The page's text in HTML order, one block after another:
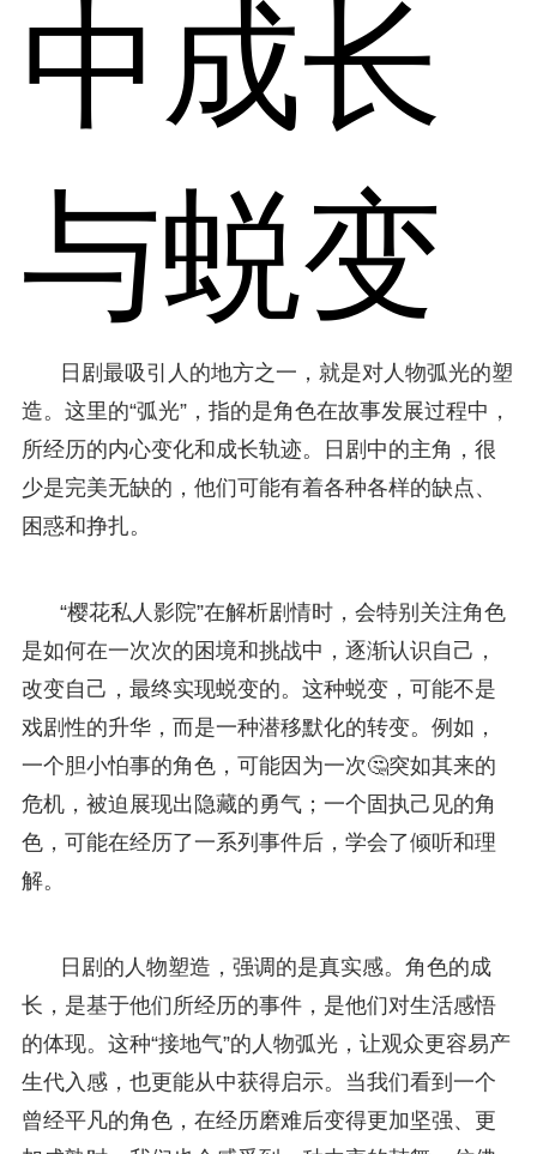
中成长
与蜕变
日剧最吸引人的地方之一，就是对人物弧光的塑
造。这里的“弧光”，指的是角色在故事发展过程中，
所经历的内心变化和成长轨迹。日剧中的主角，很
少是完美无缺的，他们可能有着各种各样的缺点、
困惑和挣扎。
“樱花私人影院”在解析剧情时，会特别关注角色
是如何在一次次的困境和挑战中，逐渐认识自己，
改变自己，最终实现蜕变的。这种蜕变，可能不是
戏剧性的升华，而是一种潜移默化的转变。例如，
一个胆小怕事的角色，可能因为一次🤔突如其来的
危机，被迫展现出隐藏的勇气；一个固执己见的角
色，可能在经历了一系列事件后，学会了倾听和理
解。
日剧的人物塑造，强调的是真实感。角色的成
长，是基于他们所经历的事件，是他们对生活感悟
的体现。这种“接地气”的人物弧光，让观众更容易产
生代入感，也更能从中获得启示。当我们看到一个
曾经平凡的角色，在经历磨难后变得更加坚强、更